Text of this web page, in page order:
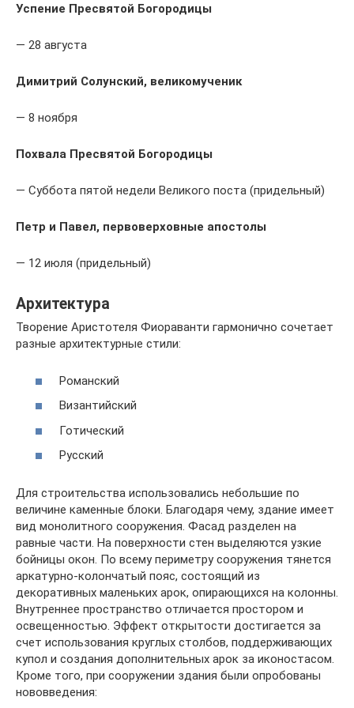
Успение Пресвятой Богородицы
— 28 августа
Димитрий Солунский, великомученик
— 8 ноября
Похвала Пресвятой Богородицы
— Cуббота пятой недели Великого поста (придельный)
Петр и Павел, первоверховные апостолы
— 12 июля (придельный)
Архитектура
Творение Аристотеля Фиораванти гармонично сочетает
разные архитектурные стили:
Романский
Византийский
Готический
Русский
Для строительства использовались небольшие по
величине каменные блоки. Благодаря чему, здание имеет
вид монолитного сооружения. Фасад разделен на
равные части. На поверхности стен выделяются узкие
бойницы окон. По всему периметру сооружения тянется
аркатурно-колончатый пояс, состоящий из
декоративных маленьких арок, опирающихся на колонны.
Внутреннее пространство отличается простором и
освещенностью. Эффект открытости достигается за
счет использования круглых столбов, поддерживающих
купол и создания дополнительных арок за иконостасом.
Кроме того, при сооружении здания были опробованы
нововведения: